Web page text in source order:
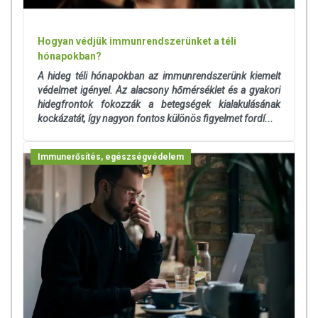
hogy ennek ellenére a webshopon szereplő adatok (beleértve a
tájékoztató jellegűek, a tényleges értékek eltérhetnek az élelmiszerek
természetéből adódóan. A friss, aktuális információkat a termékek
Az étrend-kiegészítők az érvényben levő európai uniós szabályozás
szerint élelmiszereknek minősülnek, amelyek a hagyományos étrend
tápanyagokat. Bár az étrend-kiegészítők kedvező élettani hatással
rendelkezhetnek, amely egyénenként eltérő lehet, jelölésük,
megjelenítésük, és reklámozásuk során nem engedélyezett a
készítményeknek betegséget megelőző vagy gyógyító hatást
tulajdonítani.
A termék nem helyettesíti a kiegyensúlyozott, vegyes étrendet és az
egészséges életmódot! A termék nem gyógyít betegségeket! A termék
nem az orvosi kezelés helyettesítésére alkalmas! Betegség esetén
használatát beszélje meg kezelőorvosával. Az ajánlott napi
fogyasztási mennyiséget ne lépje túl! Ne szedje a készítményt, ha az
összetevők bármelyikére érzékeny vagy allergiás! Kisgyermektől
Hogyan védjük immunrendszerünket a téli
hónapokban?
A hideg téli hónapokban az immunrendszerünk kiemelt
védelmet igényel. Az alacsony hőmérséklet és a gyakori
hidegfrontok fokozzák a betegségek kialakulásának
kockázatát, így nagyon fontos különös figyelmet fordí...
Immunerősítés, egészségvédelem